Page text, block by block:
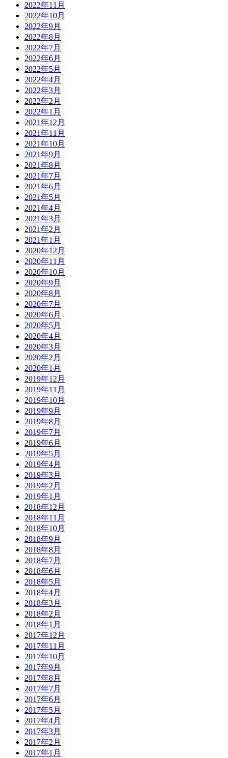
2022年11月
2022年10月
2022年9月
2022年8月
2022年7月
2022年6月
2022年5月
2022年4月
2022年3月
2022年2月
2022年1月
2021年12月
2021年11月
2021年10月
2021年9月
2021年8月
2021年7月
2021年6月
2021年5月
2021年4月
2021年3月
2021年2月
2021年1月
2020年12月
2020年11月
2020年10月
2020年9月
2020年8月
2020年7月
2020年6月
2020年5月
2020年4月
2020年3月
2020年2月
2020年1月
2019年12月
2019年11月
2019年10月
2019年9月
2019年8月
2019年7月
2019年6月
2019年5月
2019年4月
2019年3月
2019年2月
2019年1月
2018年12月
2018年11月
2018年10月
2018年9月
2018年8月
2018年7月
2018年6月
2018年5月
2018年4月
2018年3月
2018年2月
2018年1月
2017年12月
2017年11月
2017年10月
2017年9月
2017年8月
2017年7月
2017年6月
2017年5月
2017年4月
2017年3月
2017年2月
2017年1月